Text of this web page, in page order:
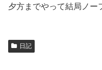
夕方までやって結局ノー
日記